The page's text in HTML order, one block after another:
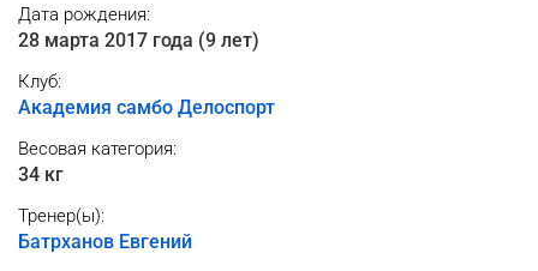
Дата рождения:
28 марта 2017 года (9 лет)
Клуб:
Академия самбо Делоспорт
Весовая категория:
34 кг
Тренер(ы):
Батрханов Евгений